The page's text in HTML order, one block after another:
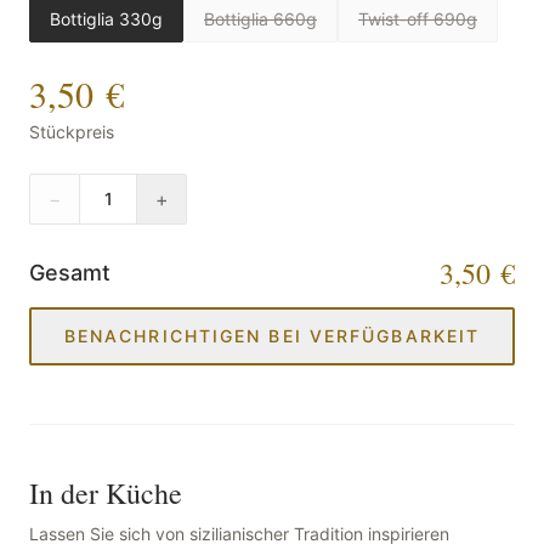
Bottiglia 330g Bottiglia 660g Twist-off 690g
3,50 €
Stückpreis
− 1 +
Gesamt 3,50 €
BENACHRICHTIGEN BEI VERFÜGBARKEIT
In der Küche
Lassen Sie sich von sizilianischer Tradition inspirieren